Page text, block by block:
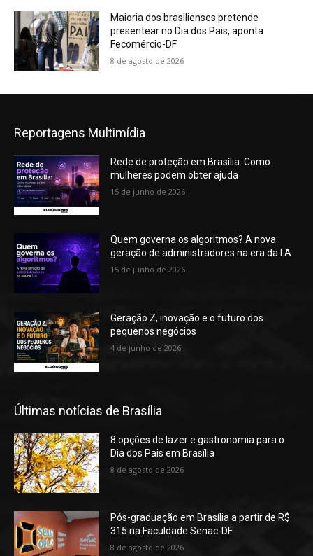
Maioria dos brasilienses pretende
presentear no Dia dos Pais, aponta
Fecomércio-DF
8 de agosto de 2026
Reportagens Multimídia
Rede de proteção em Brasília: Como
mulheres podem obter ajuda
15 de junho de 2026
Quem governa os algoritmos? A nova
geração de administradores na era da I.A
15 de junho de 2026
Geração Z, inovação e o futuro dos
pequenos negócios
4 de junho de 2026
Últimas notícias de Brasília
8 opções de lazer e gastronomia para o
Dia dos Pais em Brasília
8 de agosto de 2026
Pós-graduação em Brasília a partir de R$
315 na Faculdade Senac-DF
8 de agosto de 2026